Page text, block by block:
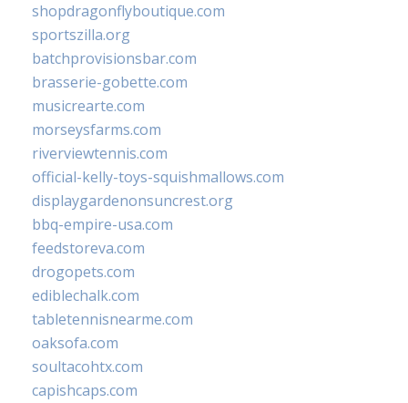
shopdragonflyboutique.com
sportszilla.org
batchprovisionsbar.com
brasserie-gobette.com
musicrearte.com
morseysfarms.com
riverviewtennis.com
official-kelly-toys-squishmallows.com
displaygardenonsuncrest.org
bbq-empire-usa.com
feedstoreva.com
drogopets.com
ediblechalk.com
tabletennisnearme.com
oaksofa.com
soultacohtx.com
capishcaps.com